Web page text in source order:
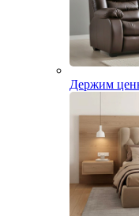
Держим